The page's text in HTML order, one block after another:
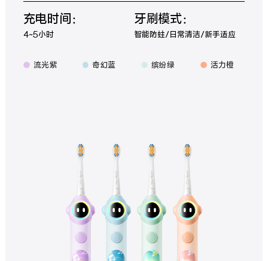
充电时间：
4~5小时
牙刷模式：
智能防蛀/日常清洁/新手适应
流光紫 奇幻蓝 缤纷绿 活力橙